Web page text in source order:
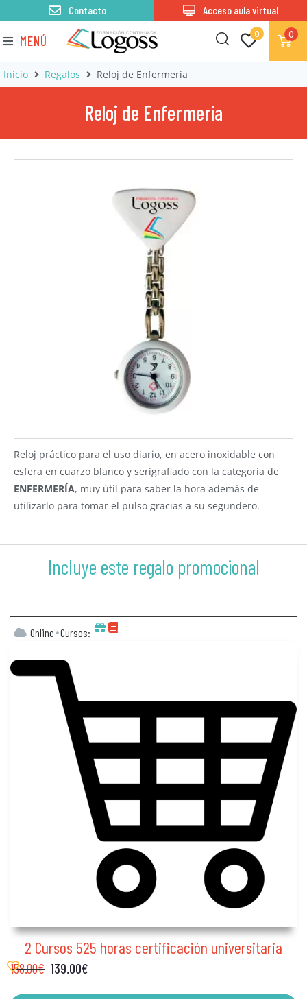
MENÚ 0 0
Contacto Acceso aula virtual
Inicio Regalos Reloj de Enfermería
Reloj de Enfermería
Reloj práctico para el uso diario, en acero inoxidable con
esfera en cuarzo blanco y serigrafiado con la categoría de
ENFERMERÍA, muy útil para saber la hora además de
utilizarlo para tomar el pulso gracias a su segundero.
Incluye este regalo promocional
Online Cursos:
2 Cursos 525 horas certificación universitaria
158.00€ 139.00€